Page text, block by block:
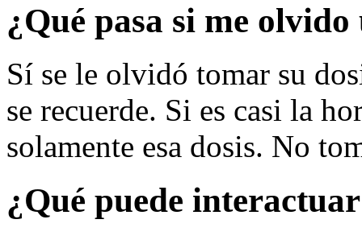
¿Qué pasa si me olvido
Sí se le olvidó tomar su
se recuerde. Si es casi la
solamente esa dosis. No
¿Qué puede